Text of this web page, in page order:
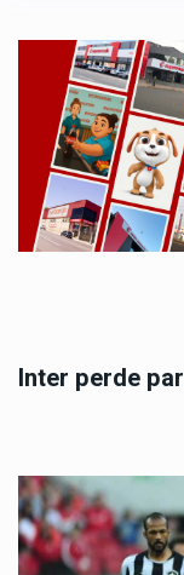
Inter perde